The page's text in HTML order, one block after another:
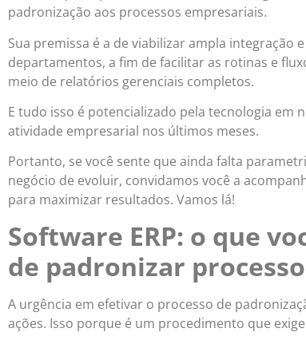
padronização aos processos empresariais.
Sua premissa é a de viabilizar ampla integração
departamentos, a fim de facilitar as rotinas e
meio de relatórios gerenciais completos.
E tudo isso é potencializado pela tecnologia em
atividade empresarial nos últimos meses.
Portanto, se você sente que ainda falta
negócio de evoluir, convidamos você a
para maximizar resultados. Vamos lá!
Software ERP: o que
de padronizar
A urgência em efetivar o processo de
ações. Isso porque é um procedimento que